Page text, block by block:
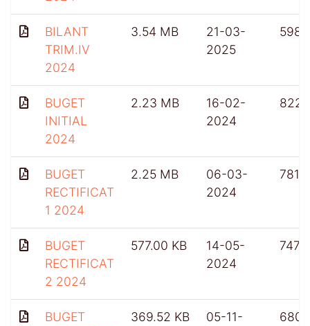
BILANT
TRIM.IV
2024
3.54 MB
21-03-
2025
598
BUGET
INITIAL
2024
2.23 MB
16-02-
2024
822
BUGET
RECTIFICAT
1 2024
2.25 MB
06-03-
2024
781
BUGET
RECTIFICAT
2 2024
577.00 KB
14-05-
2024
747
BUGET
369.52 KB
05-11-
680